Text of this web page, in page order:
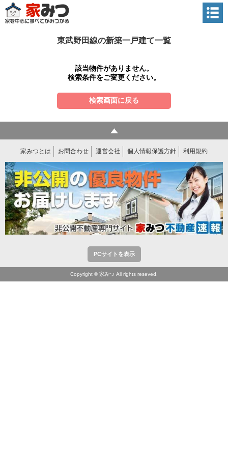
東武野田線の新築一戸建て一覧
該当物件がありません。
検索条件をご変更ください。
検索画面に戻る
家みつとは お問合わせ 運営会社 個人情報保護方針 利用規約
PCサイトを表示
Copyright © 家みつ All rights reseved.